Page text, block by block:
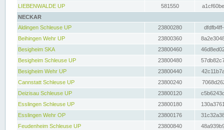
LIEBENWALDE UP
581550
NECKAR
Aldingen Schleuse UP
23800280
Beihingen Wehr UP
23800360
Besigheim SKA
23800460
Besigheim Schleuse UP
23800480
Besigheim Wehr UP
23800440
Cannstatt Schleuse UP
23800240
Deizisau Schleuse UP
23800120
Esslingen Schleuse UP
23800180
Esslingen Wehr OP
23800176
Feudenheim Schleuse UP
23800840